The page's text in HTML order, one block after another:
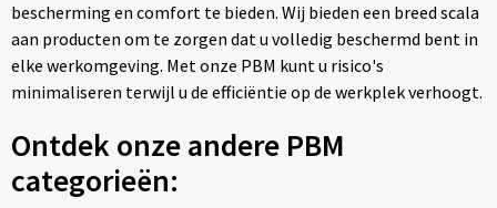
bescherming en comfort te bieden. Wij bieden een breed scala
aan producten om te zorgen dat u volledig beschermd bent in
elke werkomgeving. Met onze PBM kunt u risico's
minimaliseren terwijl u de efficiëntie op de werkplek verhoogt.
Ontdek onze andere PBM
categorieën: